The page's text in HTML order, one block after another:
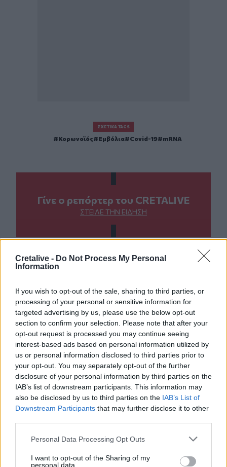
Cretalive - Do Not Process My Personal
Information
If you wish to opt-out of the sale, sharing to third parties, or
processing of your personal or sensitive information for
targeted advertising by us, please use the below opt-out
section to confirm your selection. Please note that after your
opt-out request is processed you may continue seeing
interest-based ads based on personal information utilized by
us or personal information disclosed to third parties prior to
your opt-out. You may separately opt-out of the further
disclosure of your personal information by third parties on the
IAB’s list of downstream participants. This information may
also be disclosed by us to third parties on the IAB’s List of
Downstream Participants that may further disclose it to other
Personal Data Processing Opt Outs
I want to opt-out of the Sharing of my
personal data.
ΣΧΕΤΙΚΆ TAGS
Κορωνοϊός Εμβόλια Covid-19 mRNA
Γίνε ο ρεπόρτερ του CRETALIVE
ΣΤΕΊΛΕ ΤΗΝ ΕΊΔΗΣΗ
Ροή ειδήσεων
16:05
Ευλογιά των προβάτων: Έκτακτα μέτρα για την καταστολή
της διασποράς της ζωονόσου στην Καστοριά
16:00
Χανιά: Νέα στοιχεία για την 75χρονη που βρέθηκε νεκρή -
Είχε μεταφερθεί στο Α.Τ πριν την εξαφάνιση της
15:59
Σούπερ Καπ: Ελεύθερη η πώληση των εισιτηρίων για τον
κόσμο του ΟΦΗ
Super Cup: Ο Παπαπέτρου «σφυρίζει» το ΑΕΚ - ΟΦΗ